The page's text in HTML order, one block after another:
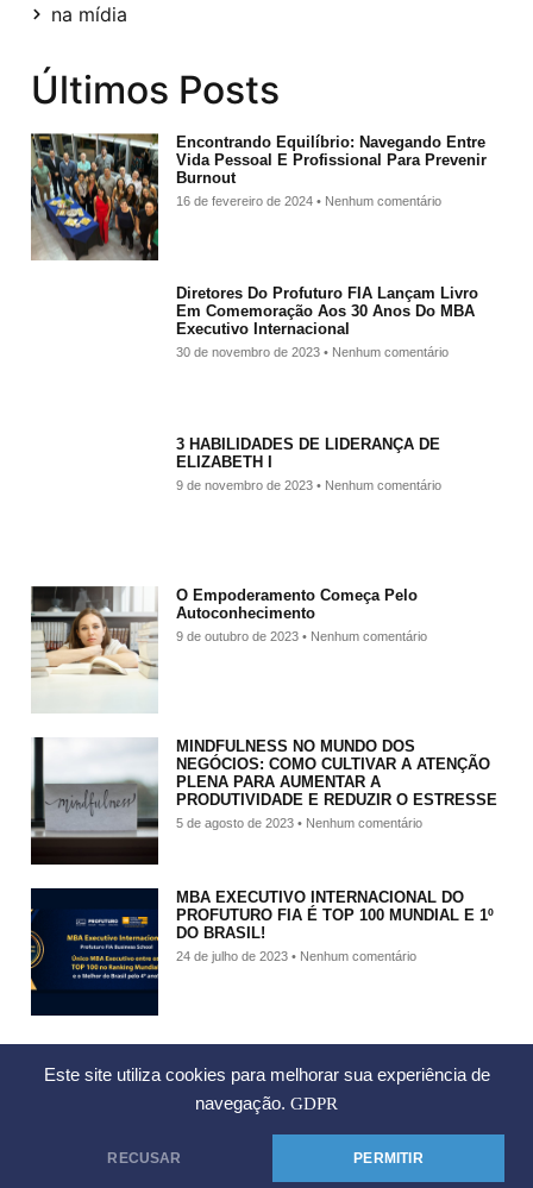
Este site utiliza cookies para melhorar sua experiência de
navegação. GDPR
RECUSAR PERMITIR
na mídia
Últimos Posts
Encontrando Equilíbrio: Navegando Entre
Vida Pessoal E Profissional Para Prevenir
Burnout
16 de fevereiro de 2024 Nenhum comentário
Diretores Do Profuturo FIA Lançam Livro
Em Comemoração Aos 30 Anos Do MBA
Executivo Internacional
30 de novembro de 2023 Nenhum comentário
3 HABILIDADES DE LIDERANÇA DE
ELIZABETH I
9 de novembro de 2023 Nenhum comentário
O Empoderamento Começa Pelo
Autoconhecimento
9 de outubro de 2023 Nenhum comentário
MINDFULNESS NO MUNDO DOS
NEGÓCIOS: COMO CULTIVAR A ATENÇÃO
PLENA PARA AUMENTAR A
PRODUTIVIDADE E REDUZIR O ESTRESSE
5 de agosto de 2023 Nenhum comentário
MBA EXECUTIVO INTERNACIONAL DO
PROFUTURO FIA É TOP 100 MUNDIAL E 1º
DO BRASIL!
24 de julho de 2023 Nenhum comentário